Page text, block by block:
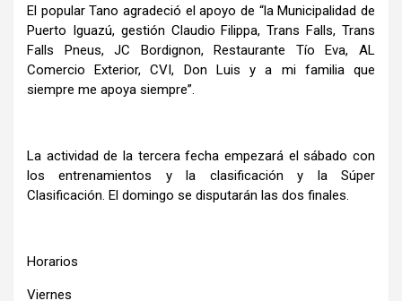
El popular Tano agradeció el apoyo de “la Municipalidad de
Puerto Iguazú, gestión Claudio Filippa, Trans Falls, Trans
Falls Pneus, JC Bordignon, Restaurante Tío Eva, AL
Comercio Exterior, CVI, Don Luis y a mi familia que
siempre me apoya siempre”.
La actividad de la tercera fecha empezará el sábado con
los entrenamientos y la clasificación y la Súper
Clasificación. El domingo se disputarán las dos finales.
Horarios
Viernes